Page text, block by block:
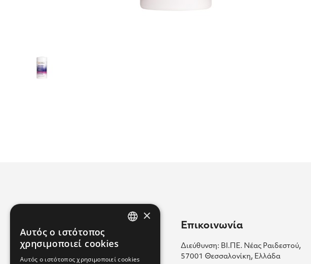
Χρήσιμοι Σύνδεσμοι
Επικοινωνία
Επικοινωνία
Διεύθυνση: ΒΙ.ΠΕ. Νέας Ραιδεστού,
57001 Θεσσαλονίκη, Ελλάδα
×
Αυτός ο ιστότοπος
χρησιμοποιεί cookies
Αυτός ο ιστότοπος χρησιμοποιεί cookies